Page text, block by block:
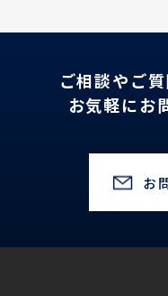
ご相談やご
お気軽にお
お